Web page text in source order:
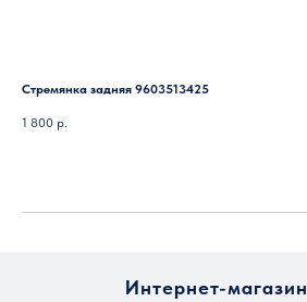
Стремянка задняя 9603513425
1 800 р.
Интернет-магазин